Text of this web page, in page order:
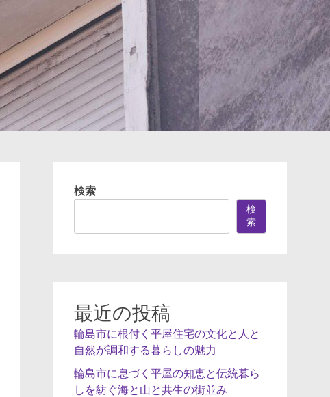
検索
検
索
最近の投稿
輪島市に根付く平屋住宅の文化と人と
自然が調和する暮らしの魅力
輪島市に息づく平屋の知恵と伝統暮ら
しを紡ぐ海と山と共生の街並み